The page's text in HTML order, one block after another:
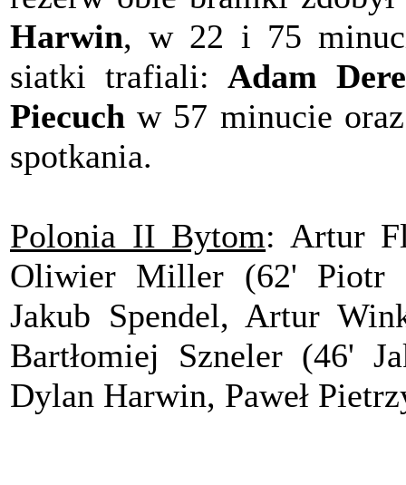
Harwin, w 22 i 75
siatki trafiali:Adam
Piecuch w 57 minucie
spotkania.
Polonia II Bytom: Artur
Oliwier Miller (62' Piotr
Jakub Spendel, Artur
Bartłomiej Szneler (46'
Dylan Harwin, Paweł